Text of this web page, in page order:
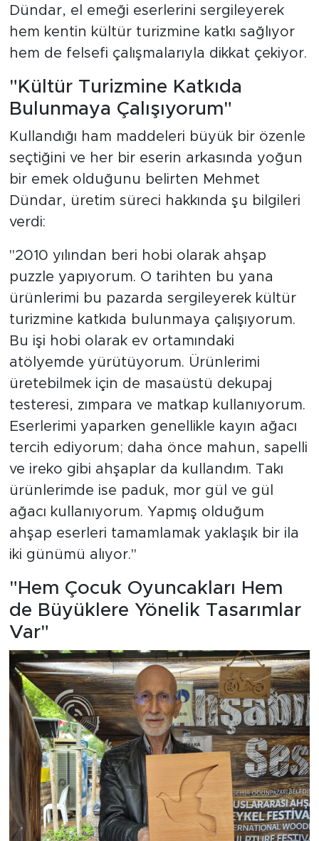
Dündar, el emeği eserlerini sergileyerek
hem kentin kültür turizmine katkı sağlıyor
hem de felsefi çalışmalarıyla dikkat çekiyor.
"Kültür Turizmine Katkıda
Bulunmaya Çalışıyorum"
Kullandığı ham maddeleri büyük bir özenle
seçtiğini ve her bir eserin arkasında yoğun
bir emek olduğunu belirten Mehmet
Dündar, üretim süreci hakkında şu bilgileri
verdi:
"2010 yılından beri hobi olarak ahşap
puzzle yapıyorum. O tarihten bu yana
ürünlerimi bu pazarda sergileyerek kültür
turizmine katkıda bulunmaya çalışıyorum.
Bu işi hobi olarak ev ortamındaki
atölyemde yürütüyorum. Ürünlerimi
üretebilmek için de masaüstü dekupaj
testeresi, zımpara ve matkap kullanıyorum.
Eserlerimi yaparken genellikle kayın ağacı
tercih ediyorum; daha önce mahun, sapelli
ve ireko gibi ahşaplar da kullandım. Takı
ürünlerimde ise paduk, mor gül ve gül
ağacı kullanıyorum. Yapmış olduğum
ahşap eserleri tamamlamak yaklaşık bir ila
iki günümü alıyor."
"Hem Çocuk Oyuncakları Hem
de Büyüklere Yönelik Tasarımlar
Var"